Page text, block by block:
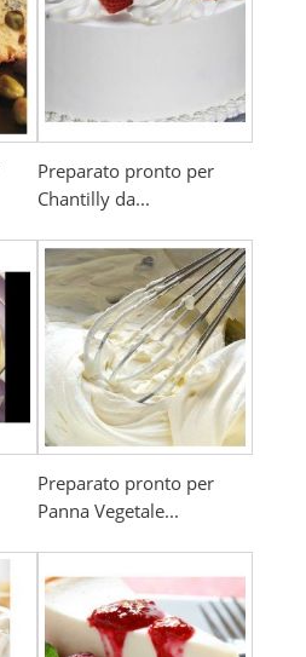
Preparato pronto per
Chantilly da...
Preparato pronto per
Panna Vegetale...